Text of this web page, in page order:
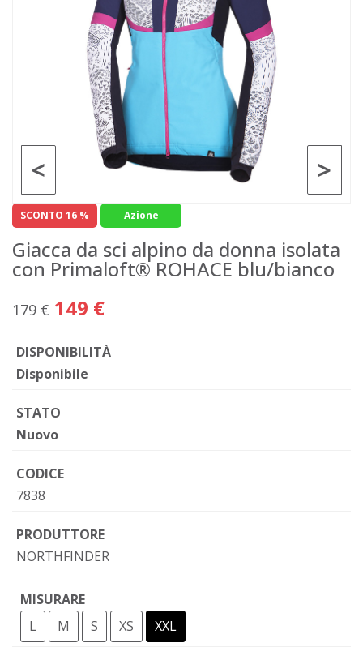
>
<
SCONTO 16 % Azione
Giacca da sci alpino da donna isolata
con Primaloft® ROHACE blu/bianco
179 € 149 €
DISPONIBILITÀ
Disponibile
STATO
Nuovo
CODICE
7838
PRODUTTORE
NORTHFINDER
MISURARE
L
M S XS XXL